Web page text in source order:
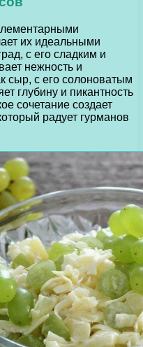
их идеальными
с его сладким и
нежность и
сыр, с его солоноватым
глубину и пикантность
сочетание создает
радует гурманов